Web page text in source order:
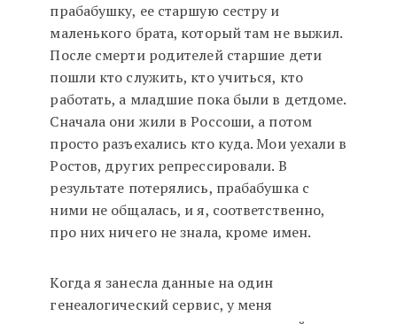
прабабушку, ее старшую сестру и
маленького брата, который там не выжил.
После смерти родителей старшие дети
пошли кто служить, кто учиться, кто
работать, а младшие пока были в детдоме.
Сначала они жили в Россоши, а потом
просто разъехались кто куда. Мои уехали в
Ростов, других репрессировали. В
результате потерялись, прабабушка с
ними не общалась, и я, соответственно,
про них ничего не знала, кроме имен.
Когда я занесла данные на один
генеалогический сервис, у меня